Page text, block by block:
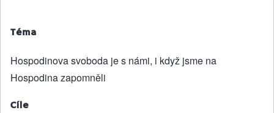
Téma
Hospodinova svoboda je s námi, i když jsme na
Hospodina zapomněli
Cíle